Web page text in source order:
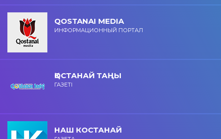
QOSTANAI MEDIA
ИНФОРМАЦИОННЫЙ ПОРТАЛ
ҚОСТАНАЙ ТАҢЫ
ГАЗЕТІ
НАШ КОСТАНАЙ